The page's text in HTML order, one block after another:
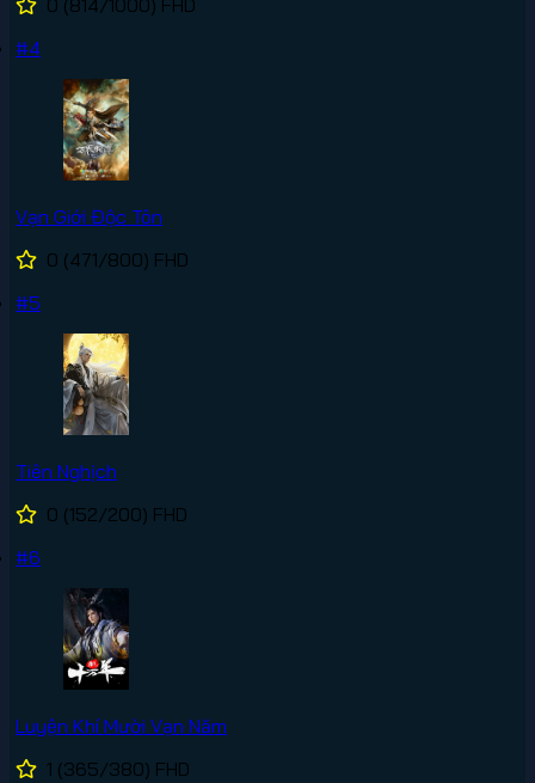
#4
Vạn Giới Độc Tôn
0 (471/800) FHD
#5
Tiên Nghịch
0 (152/200) FHD
#6
Luyện Khí Mười Vạn Năm
1 (365/380) FHD